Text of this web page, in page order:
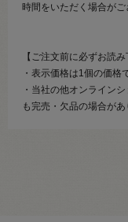
時間をいただく場合がご
【ご注文前に必ずお読み
・表示価格は1個の価格
・当社の他オンライン
も完売・欠品の場合があ